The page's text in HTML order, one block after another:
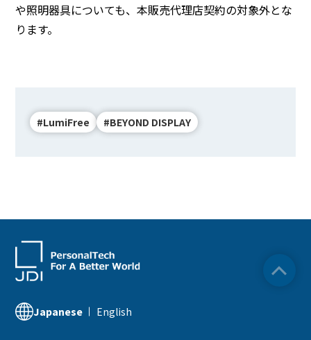
や照明器具についても、本販売代理店契約の対象外とな
ります。
#LumiFree #BEYOND DISPLAY
Japanese English